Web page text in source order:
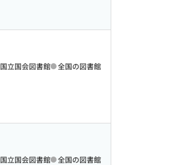
国立国会図書館 全国の図書館
国立国会図書館 全国の図書館